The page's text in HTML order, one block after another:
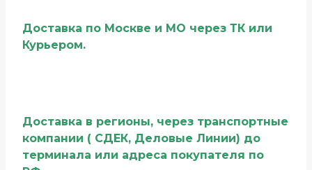
Доставка по Москве и МО через ТК или
Курьером.
Доставка в регионы, через транспортные
компании ( СДЕК, Деловые Линии) до
терминала или адреса покупателя по